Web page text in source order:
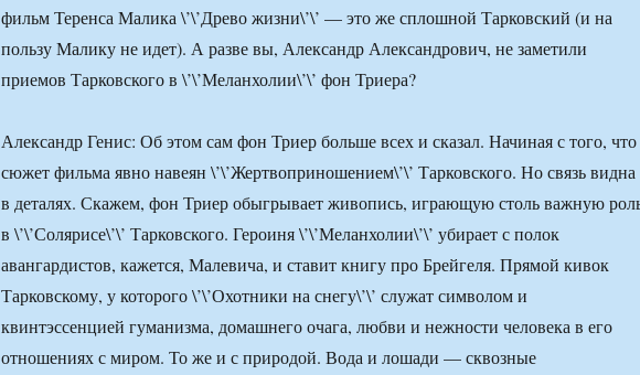
фильм Теренса Малика \’\’Древо жизни\’\’ — это же сплошной Тарковский (и на
пользу Малику не идет). А разве вы, Александр Александрович, не заметили
приемов Тарковского в \’\’Меланхолии\’\’ фон Триера?
Александр Генис: Об этом сам фон Триер больше всех и сказал. Начиная с того, что
сюжет фильма явно навеян \’\’Жертвоприношением\’\’ Тарковского. Но связь
в деталях. Скажем, фон Триер обыгрывает живопись, играющую столь важную
в \’\’Солярисе\’\’ Тарковского. Героиня \’\’Меланхолии\’\’ убирает с полок
авангардистов, кажется, Малевича, и ставит книгу про Брейгеля. Прямой кивок
Тарковскому, у которого \’\’Охотники на снегу\’\’ служат символом и
квинтэссенцией гуманизма, домашнего очага, любви и нежности человека в его
отношениях с миром. То же и с природой. Вода и лошади — сквозные